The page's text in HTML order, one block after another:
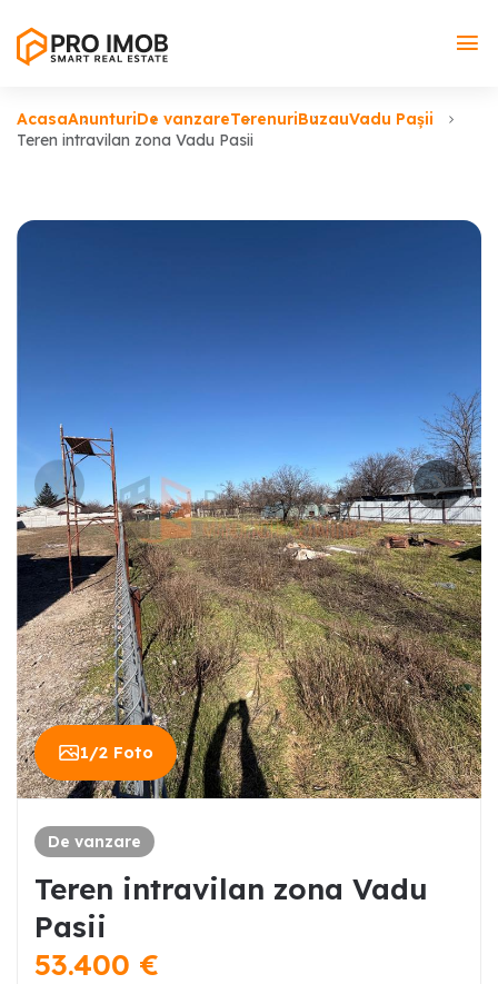
AcasaAnunturiDe vanzareTerenuriBuzauVadu Pașii
Teren intravilan zona Vadu Pasii
1/2 Foto
De vanzare
Teren intravilan zona Vadu
Pasii
53.400 €